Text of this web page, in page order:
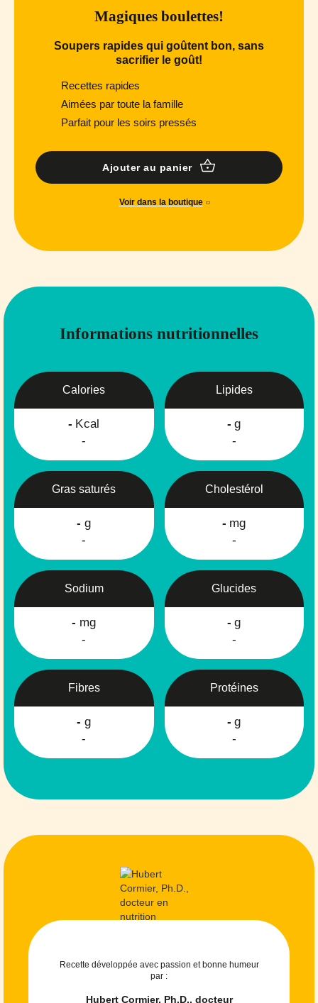
Magiques boulettes!
Soupers rapides qui goûtent bon, sans
sacrifier le goût!
Recettes rapides
Aimées par toute la famille
Parfait pour les soirs pressés
Ajouter au panier
Voir dans la boutique
Informations nutritionnelles
Calories
- Kcal
-
Lipides
- g
-
Gras saturés
- g
-
Cholestérol
- mg
-
Sodium
- mg
-
Glucides
- g
-
Fibres
- g
-
Protéines
- g
-
Recette développée avec passion et bonne humeur
par :
Hubert Cormier, Ph.D., docteur